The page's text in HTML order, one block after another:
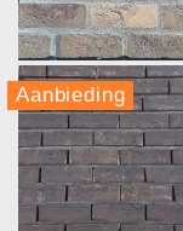
Aanbieding